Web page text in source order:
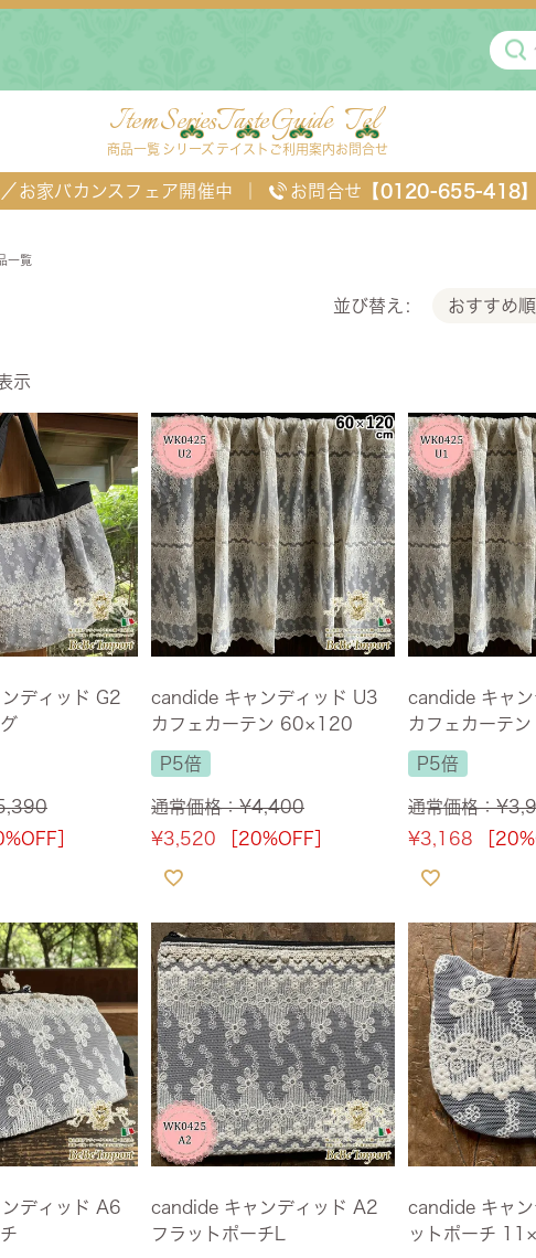
Item
商品一覧
Series
シリーズ
Taste
テイスト
Guide
ご利用案内
Tel
お問合せ
グセット
スツール
・サイドボード
デスク・ワゴン・スクリーン
チェスト
本棚・ラック
飾り棚・キャビネット
ドレッサー
ベッド・マッ
TELラック・
シリーズ・オ
テイスト
玄関・その他
お家バカンスフェア開催中 お問合せ 【0120-655-418】
一覧
並び替え おすすめ順
示
ディッド G2
］
candide キャンディッド U3
カフェカーテン 60×120
P5倍
通常価格：¥4,400
¥3,520 ［20%OFF］
candide キャ
カフェカーテ
P5倍
通常価格：¥
¥3,168 ［
ディッド A6
candide キャンディッド A2
フラットポーチL
candide キャン
ットポーチ